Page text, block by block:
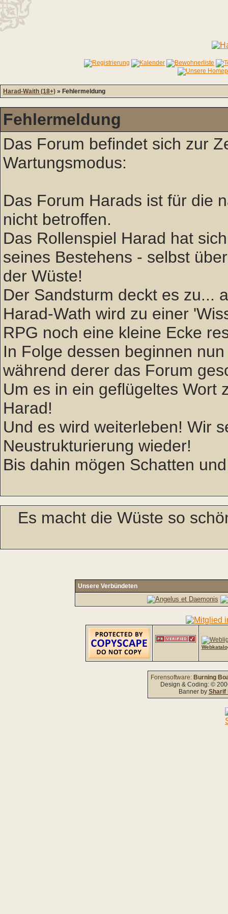
Harad-Waith (18+) » Fehlermeldung
Fehlermeldung
Das Forum befindet sich zur
Wartungsmodus:
Das Forum Harads ist für die
nicht betroffen.
Das Rollenspiel Harad hat
seines Bestehens - selbst
der Wüste!
Der Sandsturm deckt es zu...
Harad-Wath wird zu einer
RPG noch eine kleine Ecke
In Folge dessen beginnen
während derer das Forum
Um es in ein geflügeltes Wort
Harad!
Und es wird weiterleben! Wir
Neustrukturierung wieder!
Bis dahin mögen Schatten
Es macht die Wüste so
Unsere Verbündeten
Forensoftware: Burning
Design & Coding: ©
Banner by Sharif